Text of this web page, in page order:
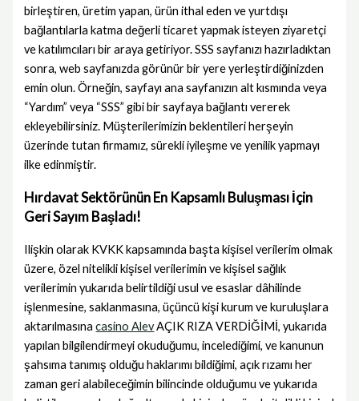
birleştiren, üretim yapan, ürün ithal eden ve yurtdışı
bağlantılarla katma değerli ticaret yapmak isteyen ziyaretçi
ve katılımcıları bir araya getiriyor. SSS sayfanızı hazırladıktan
sonra, web sayfanızda görünür bir yere yerleştirdiğinizden
emin olun. Örneğin, sayfayı ana sayfanızın alt kısmında veya
“Yardım” veya “SSS” gibi bir sayfaya bağlantı vererek
ekleyebilirsiniz. Müşterilerimizin beklentileri herşeyin
üzerinde tutan firmamız, sürekli iyileşme ve yenilik yapmayı
ilke edinmiştir.
Hırdavat Sektörünün En Kapsamlı Buluşması İçin
Geri Sayım Başladı!
Ilişkin olarak KVKK kapsamında başta kişisel verilerim olmak
üzere, özel nitelikli kişisel verilerimin ve kişisel sağlık
verilerimin yukarıda belirtildiği usul ve esaslar dâhilinde
işlenmesine, saklanmasına, üçüncü kişi kurum ve kuruluşlara
aktarılmasınacasino AlevAÇIK RIZA VERDİĞİMİ, yukarıda
yapılan bilgilendirmeyi okuduğumu, incelediğimi, ve kanunun
şahsıma tanımış olduğu haklarımı bildiğimi, açık rızamı her
zaman geri alabileceğimin bilincinde olduğumu ve yukarıda